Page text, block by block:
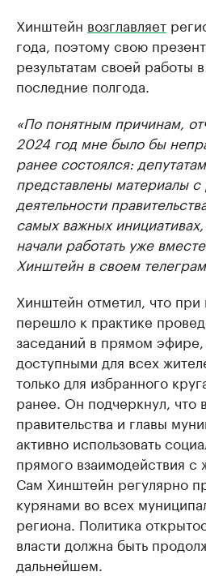
Хинштейн возглавляет
года, поэтому свою
результатам своей работы
последние полгода.
«По понятным причинам,
2024 год мне было бы
ранее состоялся:
представлены материалы с
деятельности
самых важных
начали работать уже
Хинштейн в своем
Хинштейн отметил, что при
перешло к практике
заседаний в прямом эфире,
доступными для всех
только для избранного
ранее. Он подчеркнул, что
правительства и главы
активно использовать
прямого взаимодействия с
Сам Хинштейн регулярно
курянами во всех
региона. Политика
власти должна быть
дальнейшем.